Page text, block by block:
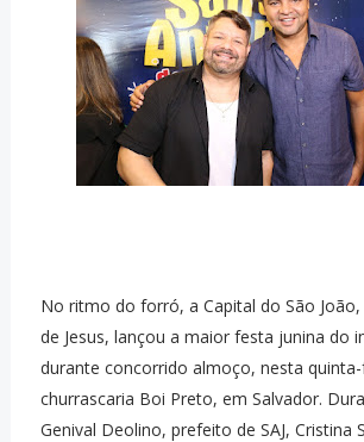
No ritmo do forró, a Capital do São
de Jesus, lançou a maior festa junina do
durante concorrido almoço, nesta
churrascaria Boi Preto, em Salvador.
Genival Deolino, prefeito de SAJ, Cristina